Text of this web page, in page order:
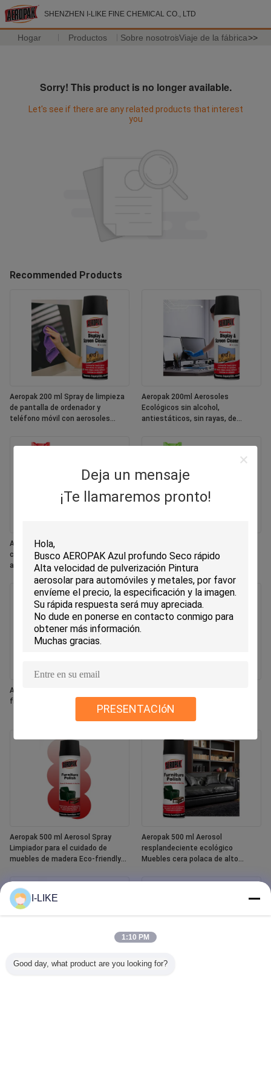
SHENZHEN I-LIKE FINE CHEMICAL CO., LTD
Hogar Productos Sobre nosotrosViaje de la fábrica>>
Deja un mensaje
¡Te llamaremos pronto!
PRESENTACIóN
Sorry! This product is no longer available.
Let's see if there are any related products that interest
you
Recommended Products
Aeropak 200 ml Spray de limpieza
de pantalla de ordenador y
teléfono móvil con aerosoles
Aeropak 200ml Aerosoles
Ecológicos sin alcohol,
antiestáticos, sin rayas, de
pantalla de colores personalizada
Aeropak 330ml Aerosol ecológico
con aroma de rosa, frescante de
aire, aerosol para uso en el hogar y
el automóvil, de larga duración
jazmín Uso Eliminador de olores
eficaz Eco-sencillo de larga
duración, seguro para mascotas,
seguro para niños, fresador de aire
Aeropak 330 ml Aerosol fresco con
fragancia de jazmín
utensilios de cocina spray de
limpieza rápida sin residuos
Aeropak 500 ml Aerosol Spray
Limpiador para el cuidado de
muebles de madera Eco-friendly
Essential Oil Polish para madera
Aeropak 500 ml Aerosol
resplandeciente ecológico
Muebles cera polaca de alto
Protección contra grietas y
I-LIKE
1:10 PM
Good day, what product are you looking for?